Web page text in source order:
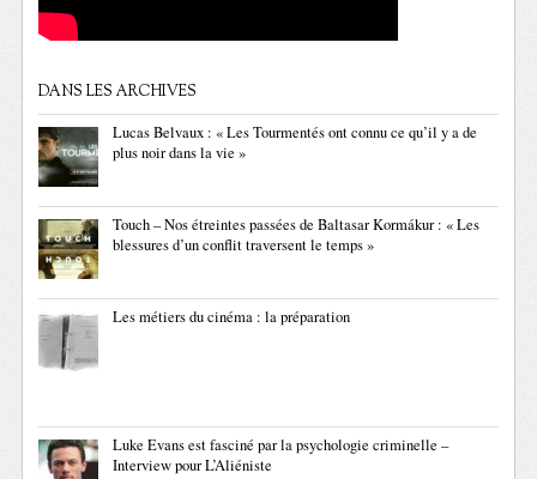
DANS LES ARCHIVES
Lucas Belvaux : « Les Tourmentés ont connu ce qu’il y a de
plus noir dans la vie »
Touch – Nos étreintes passées de Baltasar Kormákur : « Les
blessures d’un conflit traversent le temps »
Les métiers du cinéma : la préparation
Luke Evans est fasciné par la psychologie criminelle –
Interview pour L’Aliéniste